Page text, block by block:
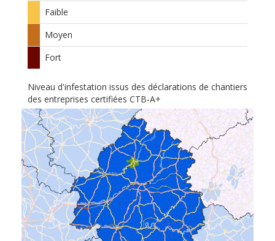
Faible
Moyen
Fort
Niveau d'infestation issus des déclarations de chantiers
des entreprises certifiées CTB-A+